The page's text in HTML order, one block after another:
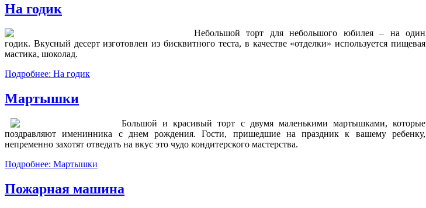
На годик
Небольшой торт для небольшого юбилея – на один
годик. Вкусный десерт изготовлен из бисквитного теста, в качестве «отделки» используется пищевая
мастика, шоколад.
Подробнее: На годик
Мартышки
Большой и красивый торт с двумя маленькими мартышками, которые
поздравляют именинника с днем рождения. Гости, пришедшие на праздник к вашему ребенку,
непременно захотят отведать на вкус это чудо кондитерского мастерства.
Подробнее: Мартышки
Пожарная машина